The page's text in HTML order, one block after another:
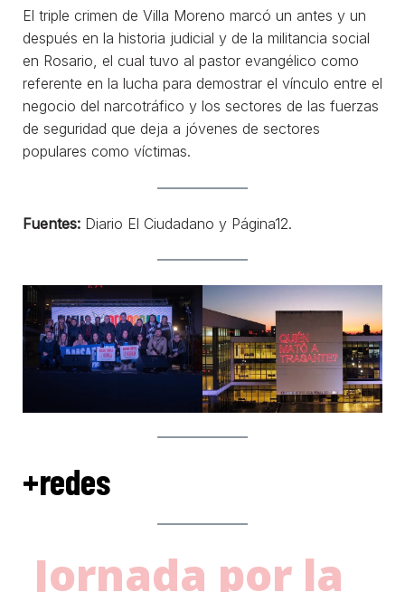
El triple crimen de Villa Moreno marcó un antes y un
después en la historia judicial y de la militancia social
en Rosario, el cual tuvo al pastor evangélico como
referente en la lucha para demostrar el vínculo entre el
negocio del narcotráfico y los sectores de las fuerzas
de seguridad que deja a jóvenes de sectores
populares como víctimas.
Fuentes: Diario El Ciudadano y Página12.
+redes
Jornada por la